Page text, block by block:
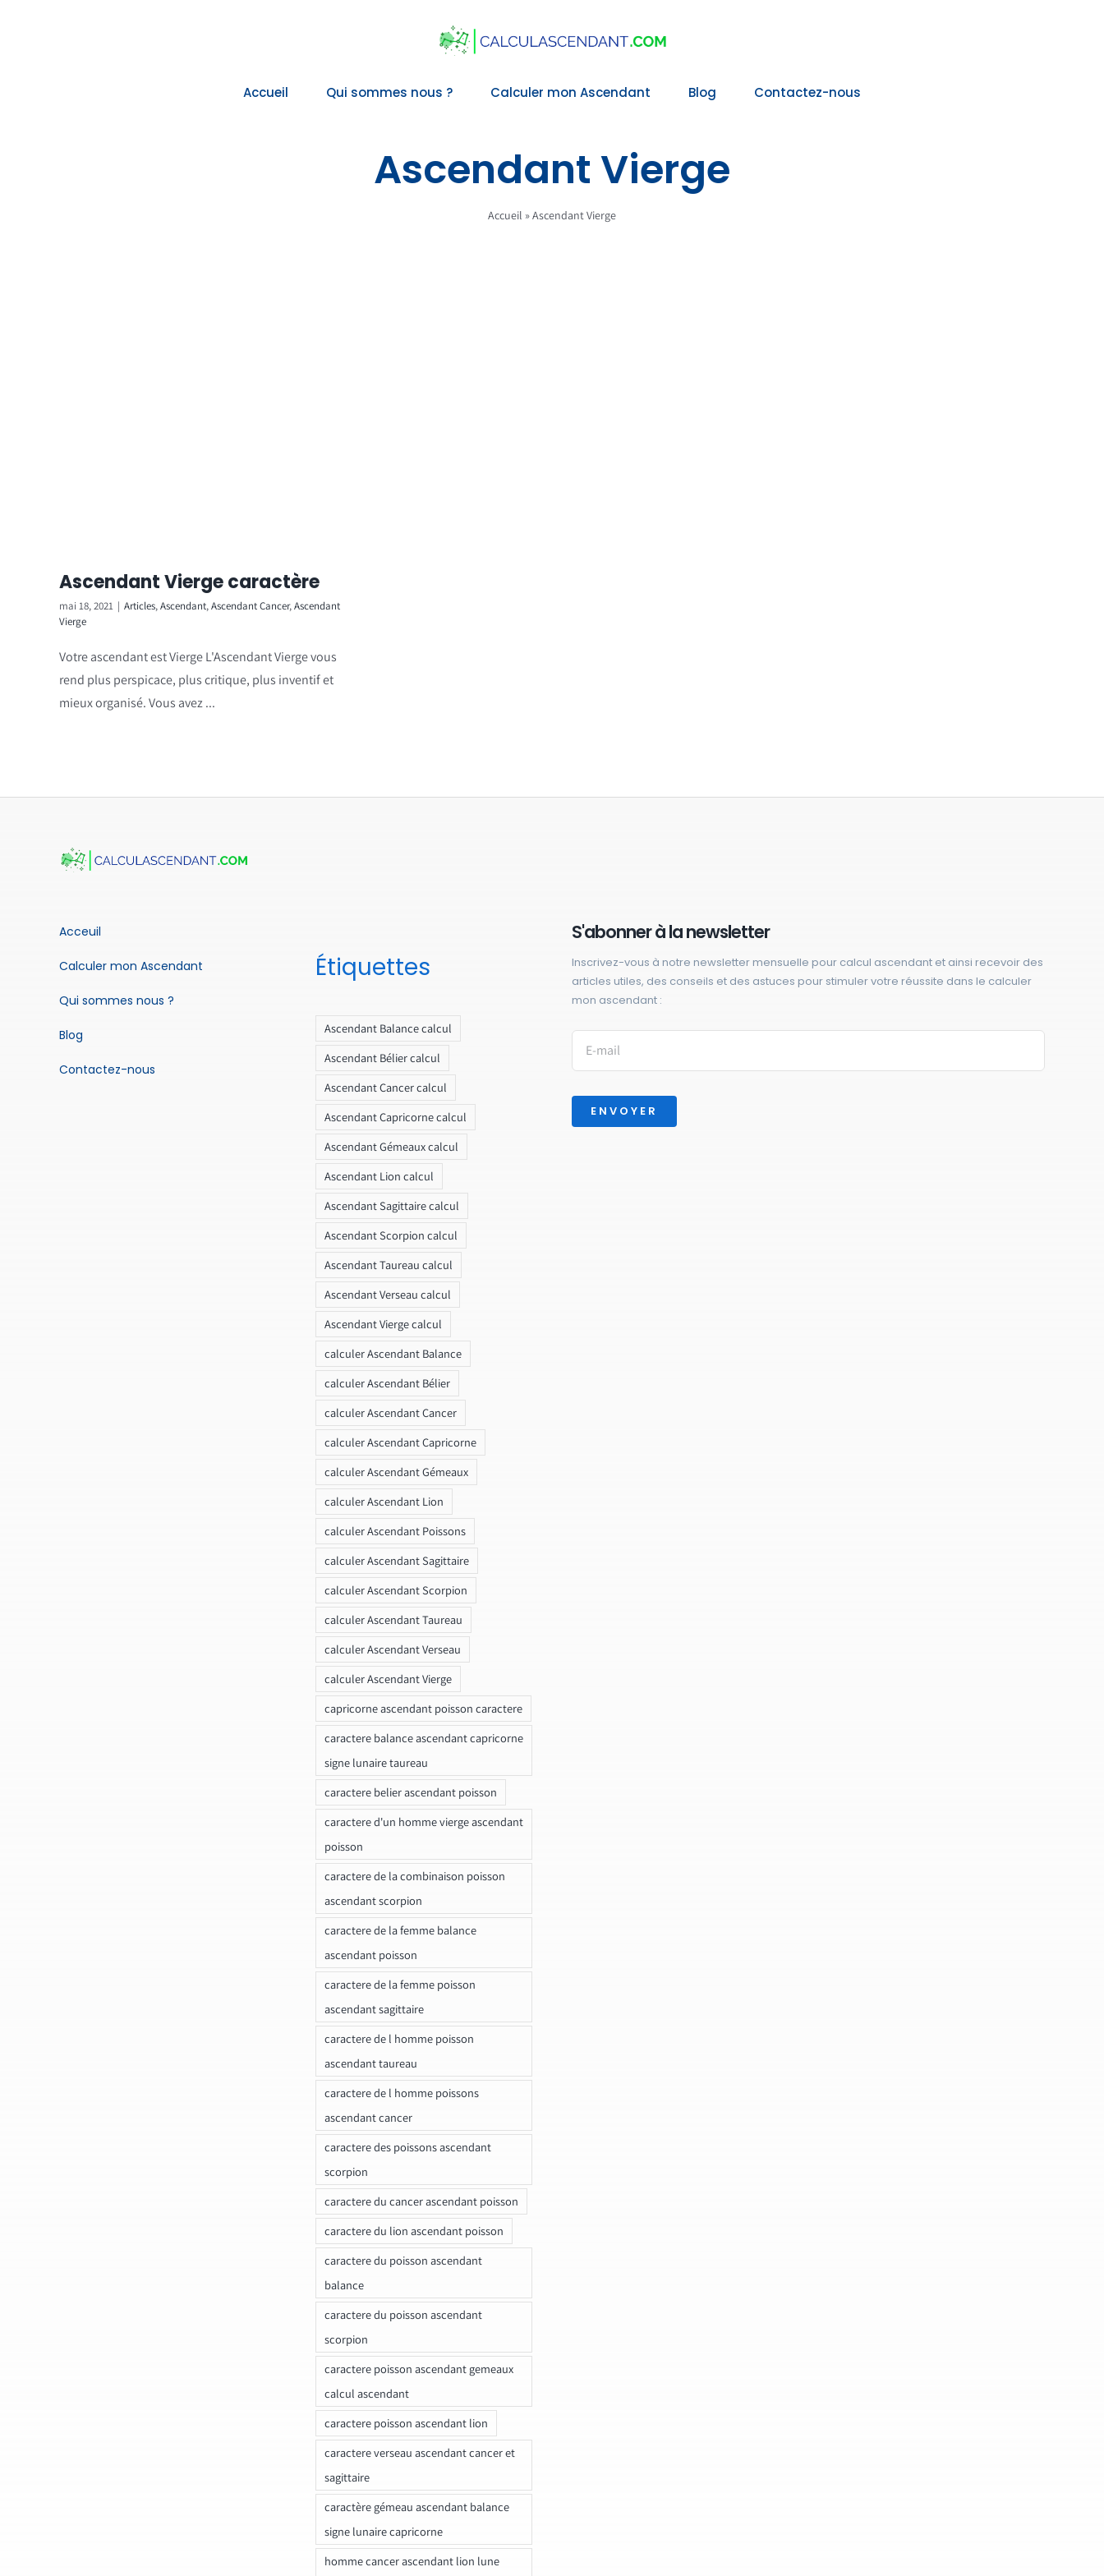
Accueil Qui sommes nous ? Calculer mon Ascendant Blog Contactez-nous
Ascendant Vierge
Accueil »Ascendant Vierge
Ascendant Vierge caractère
mai 18, 2021 | Articles,Ascendant,Ascendant Cancer,Ascendant
Vierge
Votre ascendant est Vierge L'Ascendant Vierge vous
rend plus perspicace, plus critique, plus inventif et
mieux organisé. Vous avez ...
Acceuil
Calculer mon Ascendant
Qui sommes nous ?
Blog
Contactez-nous
Étiquettes
Ascendant Balance calcul
Ascendant Bélier calcul
Ascendant Cancer calcul
Ascendant Capricorne calcul
Ascendant Gémeaux calcul
Ascendant Lion calcul
Ascendant Sagittaire calcul
Ascendant Scorpion calcul
Ascendant Taureau calcul
Ascendant Verseau calcul
Ascendant Vierge calcul
calculer Ascendant Balance
calculer Ascendant Bélier
calculer Ascendant Cancer
calculer Ascendant Capricorne
calculer Ascendant Gémeaux
calculer Ascendant Lion
calculer Ascendant Poissons
calculer Ascendant Sagittaire
calculer Ascendant Scorpion
calculer Ascendant Taureau
calculer Ascendant Verseau
calculer Ascendant Vierge
capricorne ascendant poisson caractere
caractere balance ascendant capricorne
signe lunaire taureau
caractere belier ascendant poisson
caractere d'un homme vierge ascendant
poisson
caractere de la combinaison poisson
ascendant scorpion
caractere de la femme balance
ascendant poisson
caractere de la femme poisson
ascendant sagittaire
caractere de l homme poisson
ascendant taureau
caractere de l homme poissons
ascendant cancer
caractere des poissons ascendant
scorpion
caractere du cancer ascendant poisson
caractere du lion ascendant poisson
caractere du poisson ascendant
balance
caractere du poisson ascendant
scorpion
caractere poisson ascendant gemeaux
calcul ascendant
caractere poisson ascendant lion
caractere verseau ascendant cancer et
sagittaire
caractère gémeau ascendant balance
signe lunaire capricorne
homme cancer ascendant lion lune
S'abonner à la newsletter
Inscrivez-vous à notre newsletter mensuelle pour calcul ascendant et ainsi recevoir des
articles utiles, des conseils et des astuces pour stimuler votre réussite dans le calculer
mon ascendant :
ENVOYER